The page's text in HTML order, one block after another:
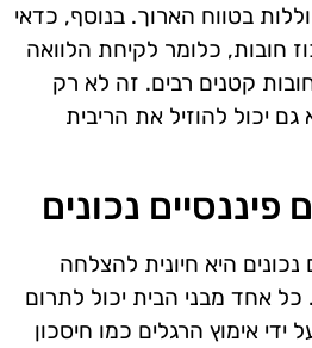
בטווח הארוך. בנוסף, כדאי
חובות, כלומר לקיחת הלוואה
קטנים רבים. זה לא רק
יכול להוזיל את הריבית
פיננסיים נכונים
נכונים היא חיונית להצלחה
אחד מבני הבית יכול לתרום
אימוץ הרגלים כמו חיסכון